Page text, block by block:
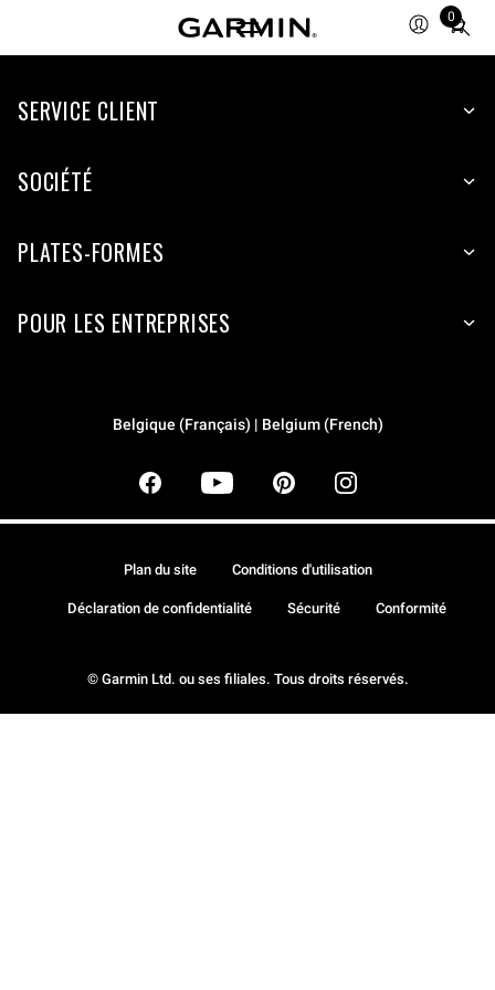
0
Total
items
cart:
SERVICE CLIENT
SOCIÉTÉ
PLATES-FORMES
POUR LES ENTREPRISES
Belgique (Français) | Belgium (French)
© Garmin Ltd. ou ses filiales. Tous droits réservés.
Plan du site Conditions d'utilisation
Déclaration de confidentialité Sécurité Conformité